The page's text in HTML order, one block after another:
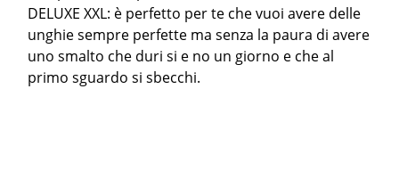
DELUXE XXL: è perfetto per te che vuoi avere delle
unghie sempre perfette ma senza la paura di avere
uno smalto che duri si e no un giorno e che al
primo sguardo si sbecchi.